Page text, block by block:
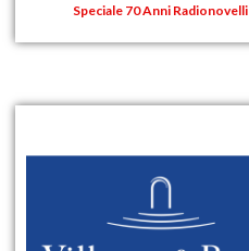
Speciale 70 Anni Radionovelli